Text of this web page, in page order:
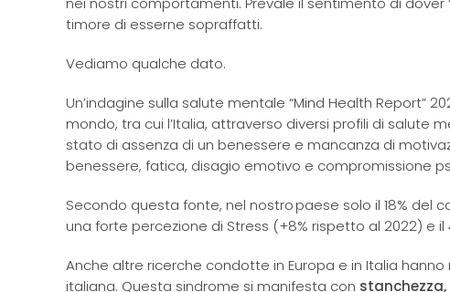
timore di esserne sopraffatti.
Vediamo qualche dato.
Un’indagine sulla salute mentale “Mind Health Report”
mondo, tra cui l’Italia, attraverso diversi profili di salute
stato di assenza di un benessere e mancanza di
benessere, fatica, disagio emotivo e compromissione
Secondo questa fonte, nel nostro paese solo il 18% del
una forte percezione di Stress (+8% rispetto al 2022) e il
Anche altre ricerche condotte in Europa e in Italia hanno
italiana. Questa sindrome si manifesta con